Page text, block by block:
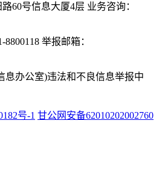
60号信息大厦4层 业务咨询：
举报邮箱：
息办公室)违法和不良信息举报中
号-1 甘公网安备62010202002760